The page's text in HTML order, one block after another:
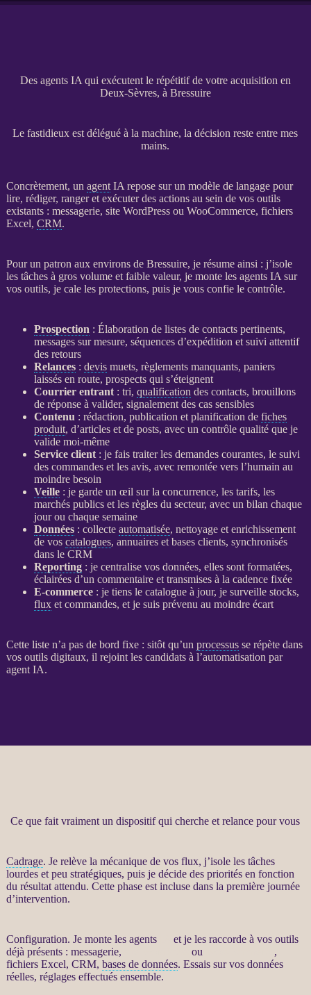
Des agents IA qui exécutent le répétitif de votre acquisition en
Deux-Sèvres, à Bressuire
Le fastidieux est délégué à la machine, la décision reste entre mes
mains.
Concrètement, un agent IA repose sur un modèle de langage pour
lire, rédiger, ranger et exécuter des actions au sein de vos outils
existants : messagerie, site WordPressou WooCommerce, fichiers
Excel, CRM.
Pour un patron aux environs de Bressuire, je résume ainsi : j’isole
les tâches à gros volume et faible valeur, je monte les agents IA sur
vos outils, je cale les protections, puis je vous confie le contrôle.
Prospection : Élaboration de listes de contacts pertinents,
messages sur mesure, séquences d’expédition et suivi attentif
des retours
Relances: devismuets, règlements manquants, paniers
laissés en route, prospectsqui s’éteignent
Courrier entrant: tri, qualification des contacts, brouillons
de réponse à valider, signalement des cas sensibles
Contenu : rédaction, publication et planification de fiches
produit, d’articles et de posts, avec un contrôle qualité que je
valide moi-même
Service client: je fais traiter les demandes courantes, le suivi
des commandes et les avis, avec remontée vers l’humain au
moindre besoin
Veille: je garde un œil sur la concurrence, les tarifs, les
marchés publics et les règles du secteur, avec un bilan chaque
jour ou chaque semaine
Données: collecte automatisée, nettoyage et enrichissement
de vos catalogues, annuaires et bases clients, synchronisés
dans le CRM
Reporting: je centralise vos données, elles sont formatées,
éclairées d’un commentaire et transmises à la cadence fixée
E-commerce: je tiens le catalogueà jour, je surveille stocks,
fluxet commandes, et je suis prévenu au moindre écart
Cette liste n’a pas de bord fixe : sitôt qu’un processusse répète dans
vos outils digitaux, il rejoint les candidats à l’automatisation par
agent IA.
Ce que fait vraiment un dispositif qui cherche et relance pour vous
Cadrage. Je relève la mécanique de vos flux, j’isole les tâches
lourdes et peu stratégiques, puis je décide des priorités en fonction
du résultat attendu. Cette phase est incluse dans la première journée
d’intervention.
Configuration. Je monte les agents
et je les raccorde à vos outils
déjà présents : messagerie,
ou
,
fichiers Excel, CRM, bases de données. Essais sur vos données
réelles, réglages effectués ensemble.